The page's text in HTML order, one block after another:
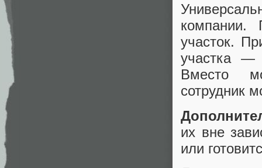
компании.
участок.
участка —
Вместо
сотрудник
их вне
или